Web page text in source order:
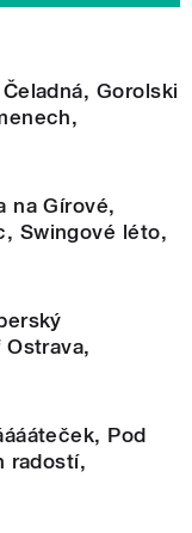
Gorolski
na Gírové,
Swingové léto,
Pod
radostí,